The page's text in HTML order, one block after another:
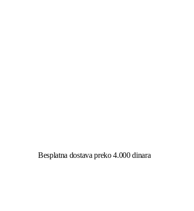
Besplatna dostava preko 4.000 dinara​